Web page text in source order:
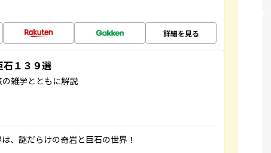
詳細を見る
石１３９選
雑学とともに解説
、謎だらけの奇岩と巨石の世界！